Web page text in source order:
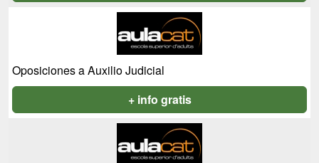
Oposiciones a Auxilio Judicial
+ info gratis